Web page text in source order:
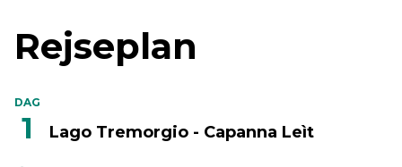
Rejseplan
DAG
1 Lago Tremorgio - Capanna Leìt